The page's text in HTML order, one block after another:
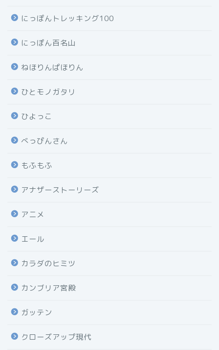
にっぽんトレッキング100
にっぽん百名山
ねほりんぱほりん
ひとモノガタリ
ひよっこ
べっぴんさん
もふもふ
アナザーストーリーズ
アニメ
エール
カラダのヒミツ
カンブリア宮殿
ガッテン
クローズアップ現代